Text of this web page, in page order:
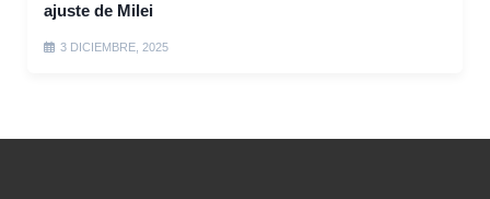
ajuste de Milei
3 DICIEMBRE, 2025